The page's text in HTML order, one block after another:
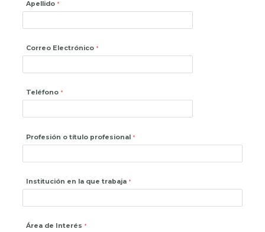
Apellido
Correo Electrónico
Teléfono
Profesión o título profesional
Institución en la que trabaja
Área de Interés